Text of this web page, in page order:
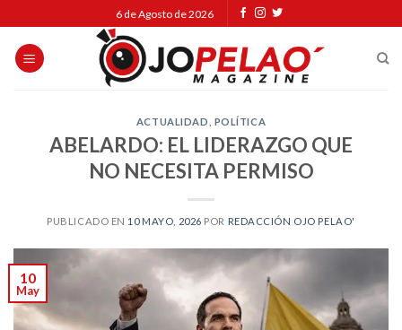
to
content
6 de Agosto de 2026
ACTUALIDAD POLÍTICA
ABELARDO: EL LIDERAZGO QUE
NO NECESITA PERMISO
PUBLICADO EN 10 MAYO, 2026 POR REDACCIÓN OJO PELAO'
10
May